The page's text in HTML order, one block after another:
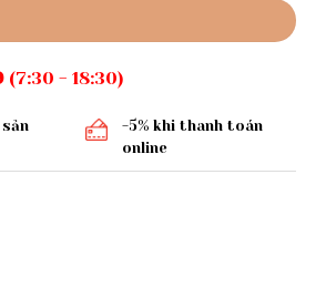
(7:30 - 18:30)
-5% khi thanh toán
online